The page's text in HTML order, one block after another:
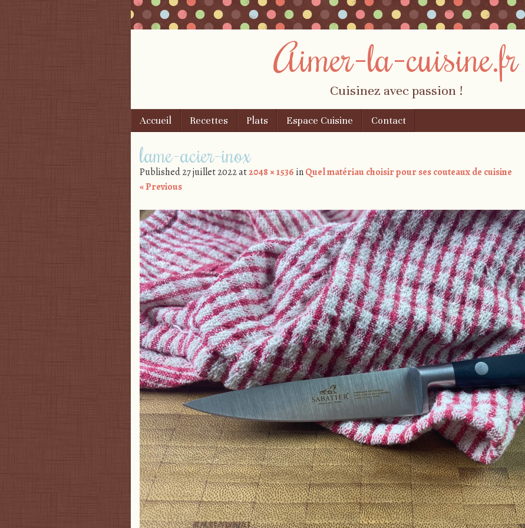
Aimer-la-cuisine.fr
Cuisinez avec passion !
Menu
Skip to content
Accueil Recettes Plats Espace Cuisine Contact
lame-acier-inox
Published27 juillet 2022at2048 × 1536 inQuel matériau choisir pour ses couteaux de cuisine
« Previous